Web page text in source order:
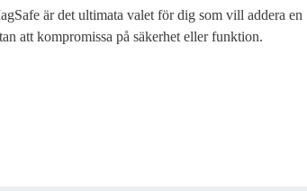
är det ultimata valet för dig som vill addera en
att kompromissa på säkerhet eller funktion.